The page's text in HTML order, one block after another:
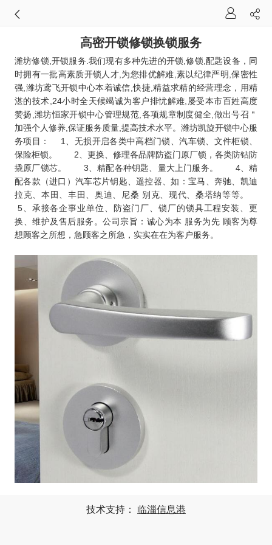
高密开锁修锁换锁服务
潍坊修锁,开锁服务.我们现有多种先进的开锁,修锁,配匙设备，同
时拥有一批高素质开锁人才,为您排优解难,素以纪律严明,保密性
强,潍坊鸢飞开锁中心本着诚信,快捷,精益求精的经营理念，用精
湛的技术,24小时全天候竭诚为客户排忧解难,屡受本市百姓高度
赞扬,潍坊恒家开锁中心管理规范,各项规章制度健全,做出号召＂
加强个人修养,保证服务质量,提高技术水平。潍坊凯旋开锁中心服
务项目： 1、无损开启各类中高档门锁、汽车锁、文件柜锁、
保险柜锁。 2、更换、修理各品牌防盗门原厂锁，各类防钻防
撬原厂锁芯。 3、精配各种钥匙、量大上门服务。 4、精
配各款（进口）汽车芯片钥匙、遥控器、如：宝马、奔驰、凯迪
拉克、本田、丰田、奥迪、尼桑 别克、现代、桑塔纳等等。
5、承接各企事业单位、防盗门厂、锁厂的锁具工程安装、更
换、维护及售后服务。公司宗旨：诚心为本 服务为先 顾客为尊
想顾客之所想，急顾客之所急，实实在在为客户服务。
技术支持： 临淄信息港